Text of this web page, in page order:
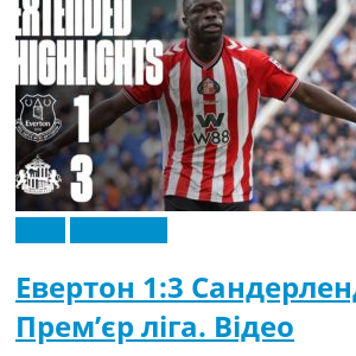
Евертон 1:3
Прем’єр ліга. Відео